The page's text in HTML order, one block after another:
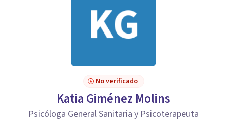
No verificado
Katia Giménez Molins
Psicóloga General Sanitaria y Psicoterapeuta